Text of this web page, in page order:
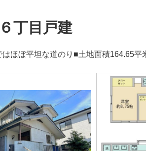
丁目戸建
はほぼ平坦な道のり■土地面積164.65